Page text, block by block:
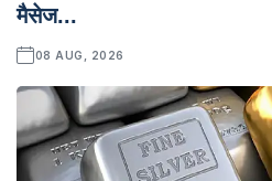
मैसेज...
08 AUG, 2026